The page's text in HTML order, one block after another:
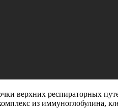
верхних респираторных
из иммуноглобулина,